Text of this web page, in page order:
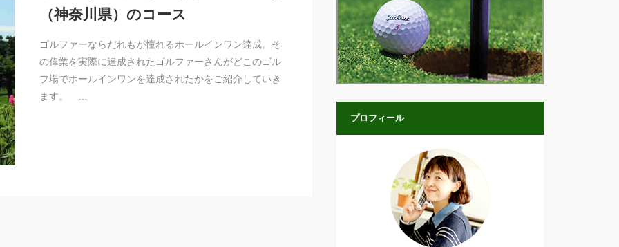
（神奈川県）のコース
ゴルファーならだれもが憧れるホールインワン達成。そ
の偉業を実際に達成されたゴルファーさんがどこのゴル
フ場でホールインワンを達成されたかをご紹介していき
ます。 …
プロフィール